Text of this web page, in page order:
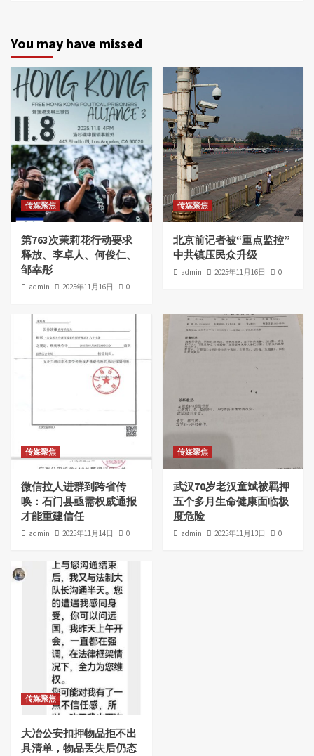
You may have missed
传媒聚焦
第763次茉莉花行动要求
释放、李卓人、何俊仁、
邹幸彤
admin 2025年11月16日 0
传媒聚焦
北京前记者被“重点监控”
中共镇压民众升级
admin 2025年11月16日 0
传媒聚焦
微信拉人进群到跨省传
唤：石门县亟需权威通报
才能重建信任
admin 2025年11月14日 0
传媒聚焦
武汉70岁老汉童斌被羁押
五个多月生命健康面临极
度危险
admin 2025年11月13日 0
传媒聚焦
大冶公安扣押物品拒不出
具清单，物品丢失后仍态